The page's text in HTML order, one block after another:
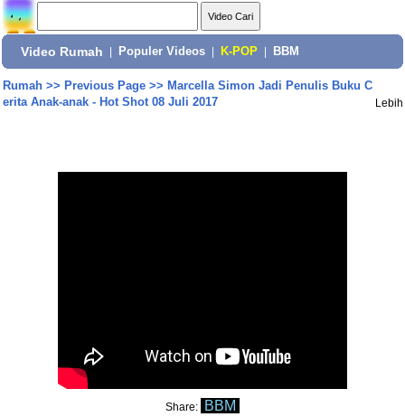
Video Rumah Populer Videos K-POP BBM
Rumah>> Previous Page>> Marcella Simon Jadi Penulis Buku C
erita Anak-anak - Hot Shot 08 Juli 2017
Lebih
Share: BBM